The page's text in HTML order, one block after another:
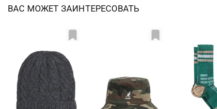
ВАС МОЖЕТ ЗАИНТЕРЕСОВАТЬ